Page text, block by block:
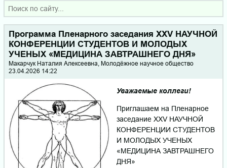
Программа Пленарного заседания XXV НАУЧНОЙ
КОНФЕРЕНЦИИ СТУДЕНТОВ И МОЛОДЫХ
УЧЕНЫХ «МЕДИЦИНА ЗАВТРАШНЕГО ДНЯ»
Макарчук Наталия Алексеевна, Молодёжное научное общество
23.04.2026 14:22
Уважаемые коллеги!
Приглашаем на Пленарное
заседание XXV НАУЧНОЙ
КОНФЕРЕНЦИИ СТУДЕНТОВ
И МОЛОДЫХ УЧЕНЫХ
«МЕДИЦИНА ЗАВТРАШНЕГО
ДНЯ»